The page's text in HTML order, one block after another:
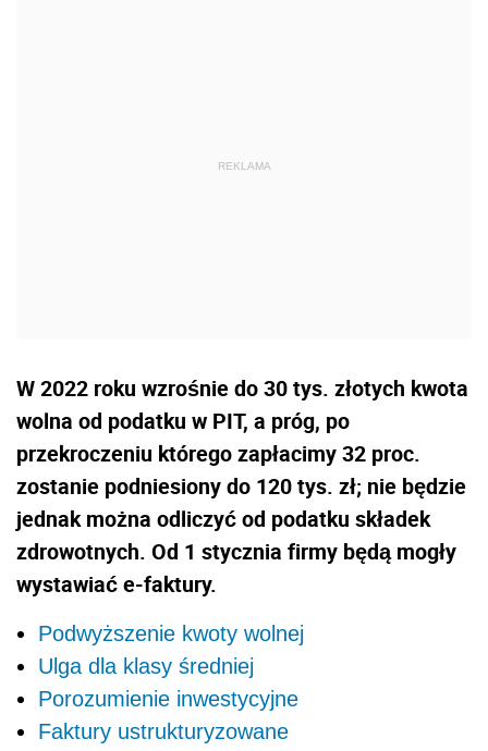
W 2022 roku wzrośnie do 30 tys. złotych kwota
wolna od podatku w PIT, a próg, po
przekroczeniu którego zapłacimy 32 proc.
zostanie podniesiony do 120 tys. zł; nie będzie
jednak można odliczyć od podatku składek
zdrowotnych. Od 1 stycznia firmy będą mogły
wystawiać e-faktury.
Podwyższenie kwoty wolnej
Ulga dla klasy średniej
Porozumienie inwestycyjne
Faktury ustrukturyzowane